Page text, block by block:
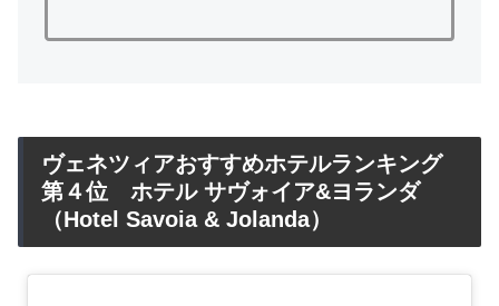
ヴェネツィアおすすめホテルランキング
第４位 ホテル サヴォイア&ヨランダ
（Hotel Savoia & Jolanda）